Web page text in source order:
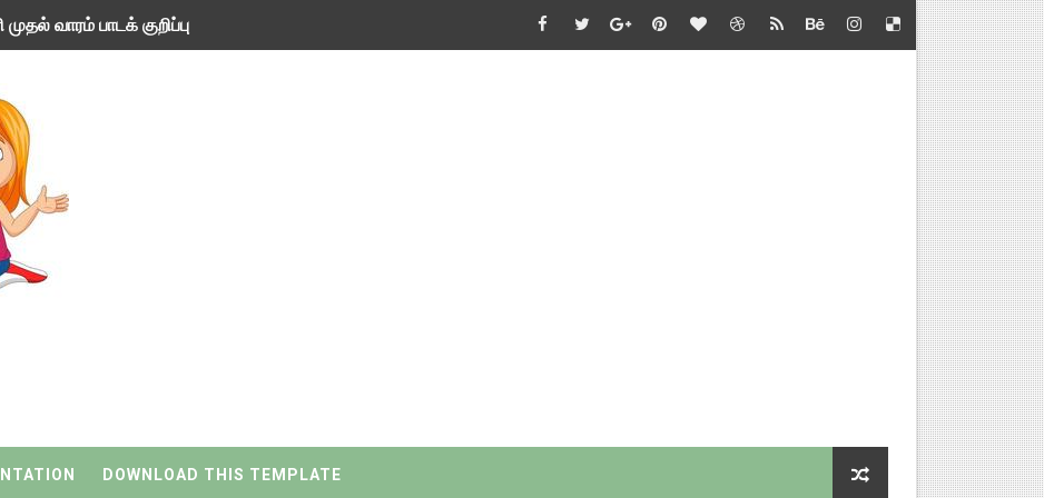
பருவ ( 2024 - 2025 ) ஆசிரியர் கையேடு இணைப்புகள்
பருவ ( 2024 - 2025 ) ஆசிரியர் கையேடு இணைப்புகள்
பருவத் தொகுத்தறி மதிப்பெண்கள் - TNSED செயலியில் உள்ளீடு செய்தல் - வழிகாட்டி நெறிமுறைகள் சார்பு - தொடக்கக் கல்வி
வகை ஆசிரியர் மற்றும் ஆசிரியர் அல்லாதோர் களஞ்சியம் செயலி பயன்பாடு சார்பு - பள்ளிக்கல்வி இயக்குநர் செயல்முறைகள்
SMC கூட்டங்கள் - ஒன்றியந்தோறும் சிறந்த ஆசிரியர்களை தெரிவு செய்தல் - அறிவுரை வழங்குதல் சார்பு - தொடக்கக் கல்வி இயக்குநர்
வினாக்கள் - ஊர்ப் பெயர்களின் மரூஉ
மதிப்பீட்டில் மாணவர்கள் பெற்ற மதிப்பெண் விவரங்களை பதிவு செய்வதற்கான விளக்கம்
DOWNLOAD THIS TEMPLATE